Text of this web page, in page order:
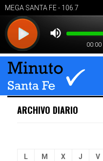
ARCHIVO DIARIO
L M X J V